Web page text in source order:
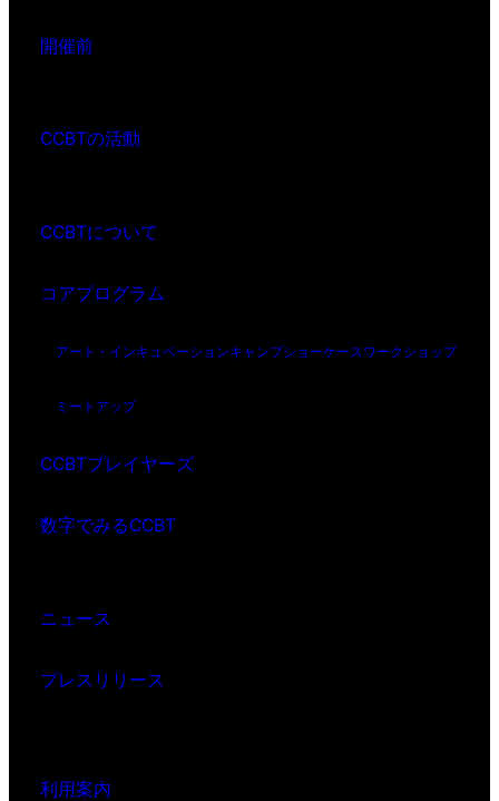
開催前
CCBTの活動
CCBTについて
コアプログラム
アート・インキュベーションキャンプショーケースワークショップ
ミートアップ
CCBTプレイヤーズ
数字でみるCCBT
ニュース
プレスリリース
利用案内